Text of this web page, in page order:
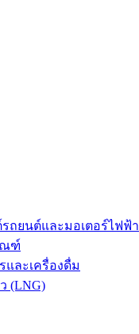
ถยนต์และมอเตอร์ไฟฟ้า
ณฑ์
ละเครื่องดื่ม
(LNG)